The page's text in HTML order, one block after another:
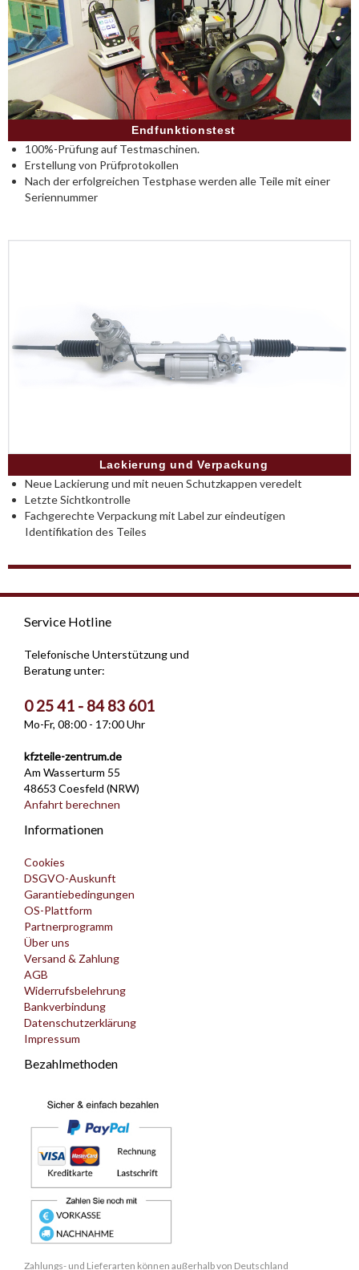
Endfunktionstest
100%-Prüfung auf Testmaschinen.
Erstellung von Prüfprotokollen
Nach der erfolgreichen Testphase werden alle Teile mit einer
Seriennummer
Lackierung und Verpackung
Neue Lackierung und mit neuen Schutzkappen veredelt
Letzte Sichtkontrolle
Fachgerechte Verpackung mit Label zur eindeutigen
Identifikation des Teiles
Service Hotline
Telefonische Unterstützung und
Beratung unter:
0 25 41 - 84 83 601
Mo-Fr, 08:00 - 17:00 Uhr
kfzteile-zentrum.de
Am Wasserturm 55
48653 Coesfeld (NRW)
Anfahrt berechnen
Informationen
Cookies
DSGVO-Auskunft
Garantiebedingungen
OS-Plattform
Partnerprogramm
Über uns
Versand & Zahlung
AGB
Widerrufsbelehrung
Bankverbindung
Datenschutzerklärung
Impressum
Bezahlmethoden
Zahlungs- und Lieferarten können außerhalb von Deutschland